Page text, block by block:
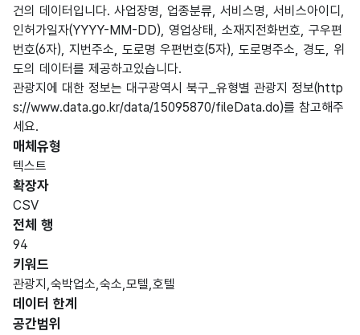
건의 데이터입니다. 사업장명, 업종분류, 서비스명, 서비스아이디,
인허가일자(YYYY-MM-DD), 영업상태, 소재지전화번호, 구우편
번호(6자), 지번주소, 도로명 우편번호(5자), 도로명주소, 경도, 위
도의 데이터를 제공하고있습니다.
관광지에 대한 정보는 대구광역시 북구_유형별 관광지 정보(http
s://www.data.go.kr/data/15095870/fileData.do)를 참고해주
세요.
매체유형
텍스트
확장자
CSV
전체 행
94
키워드
관광지,숙박업소,숙소,모텔,호텔
데이터 한계
공간범위